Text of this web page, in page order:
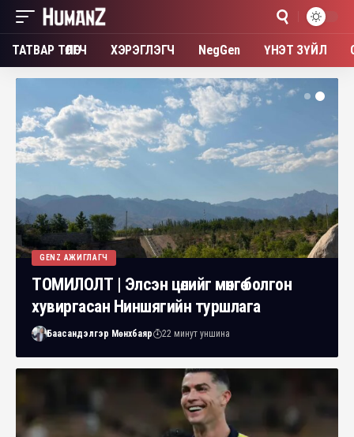
ТАТВАР ТӨЛӨГЧ ХЭРЭГЛЭГЧ NegGen ҮНЭТ ЗҮЙЛ
GENZ АЖИГЛАГЧ
ТОМИЛОЛТ | Элсэн цөлийг мөнгө болгон
хувиргасан Ниншягийн туршлага
Баасандэлгэр Мөнхбаяр 22 минут уншина